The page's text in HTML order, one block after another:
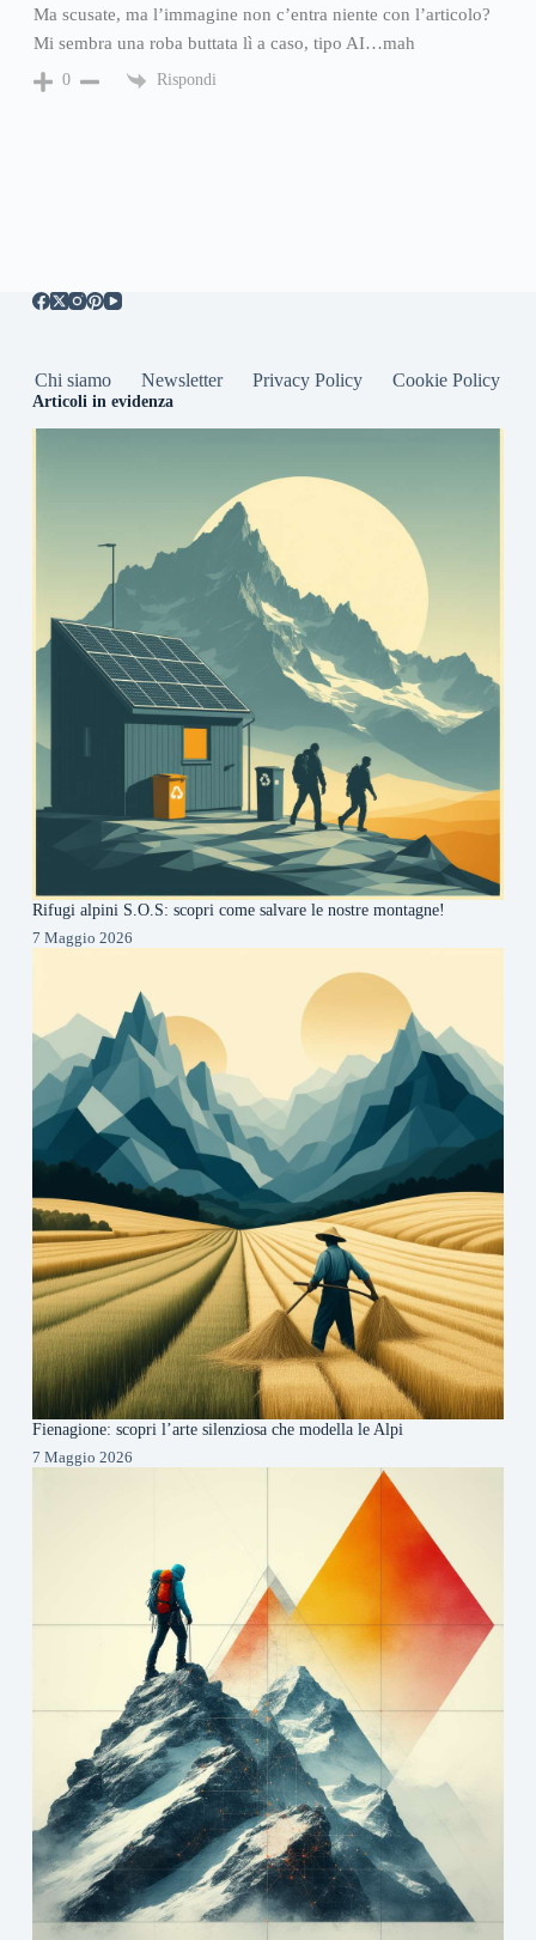
Ma scusate, ma l’immagine non c’entra niente con l’articolo?
Mi sembra una roba buttata lì a caso, tipo AI…mah
0 Rispondi
Chi siamo Newsletter Privacy Policy Cookie Policy
Articoli in evidenza
Rifugi alpini S.O.S: scopri come salvare le nostre montagne!
7 Maggio 2026
Fienagione: scopri l’arte silenziosa che modella le Alpi
7 Maggio 2026